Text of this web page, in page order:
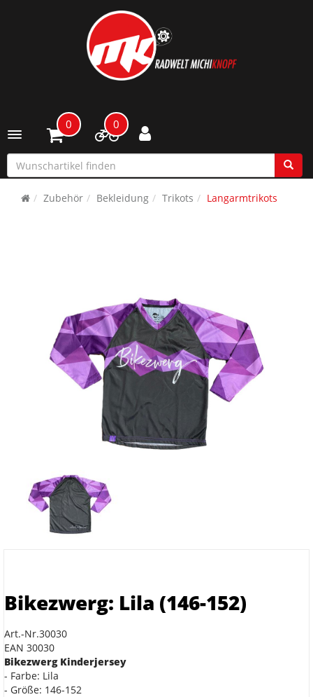
Toggle navigation
0 0
Zubehör Bekleidung Trikots Langarmtrikots
Bikezwerg: Lila (146-152)
Art.-Nr.30030
EAN 30030
Bikezwerg Kinderjersey
- Farbe: Lila
- Größe: 146-152